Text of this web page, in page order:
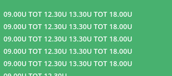
09.00U TOT 12.30U 13.30U TOT 18.00U
09.00U TOT 12.30U 13.30U TOT 18.00U
09.00U TOT 12.30U 13.30U TOT 18.00U
09.00U TOT 12.30U 13.30U TOT 18.00U
09.00U TOT 12.30U 13.30U TOT 18.00U